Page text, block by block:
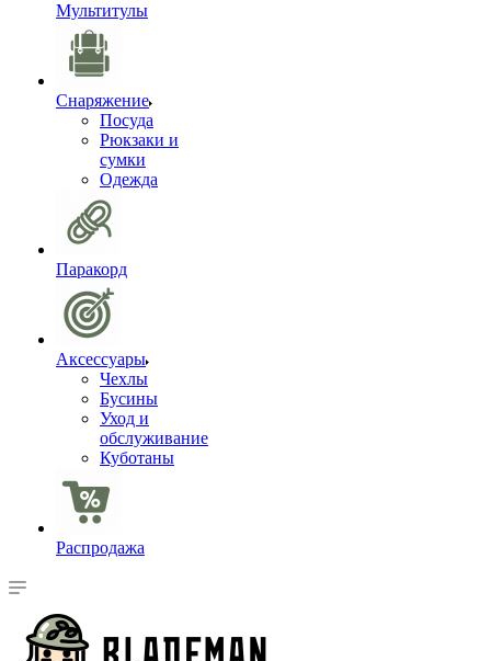
Мультитулы
Снаряжение
Посуда
Рюкзаки и
сумки
Одежда
Паракорд
Аксессуары
Чехлы
Бусины
Уход и
обслуживание
Куботаны
Распродажа